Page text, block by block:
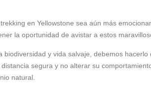
en Yellowstone sea aún más
la oportunidad de avistar a estos
biodiversidad y vida salvaje, debemos
segura y no alterar su
natural.